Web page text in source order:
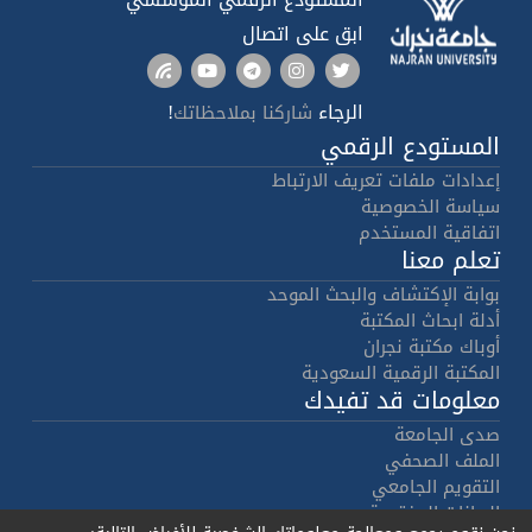
ابق على اتصال
الرجاء شاركنا بملاحظاتك!
المستودع الرقمي
إعدادات ملفات تعريف الارتباط
سياسة الخصوصية
اتفاقية المستخدم
تعلم معنا
بوابة الإكتشاف والبحث الموحد
أدلة ابحاث المكتبة
أوباك مكتبة نجران
المكتبة الرقمية السعودية
معلومات قد تفيدك
صدى الجامعة
الملف الصحفي
التقويم الجامعي
البيانات المفتوحة